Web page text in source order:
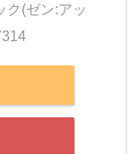
ク(ゼン:アッ